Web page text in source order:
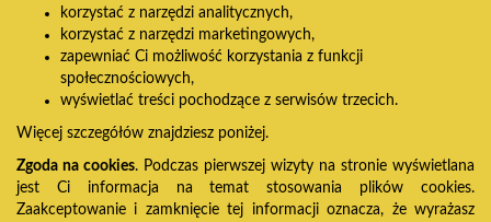
korzystać z narzędzi analitycznych,
korzystać z narzędzi marketingowych,
zapewniać Ci możliwość korzystania z funkcji
społecznościowych,
wyświetlać treści pochodzące z serwisów trzecich.
Więcej szczegółów znajdziesz poniżej.
Zgoda na cookies. Podczas pierwszej wizyty na stronie wyświetlana
jest Ci informacja na temat stosowania plików cookies.
Zaakceptowanie i zamknięcie tej informacji oznacza, że wyrażasz